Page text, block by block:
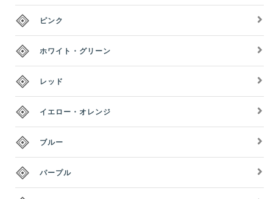
ピンク
ホワイト・グリーン
レッド
イエロー・オレンジ
ブルー
パープル